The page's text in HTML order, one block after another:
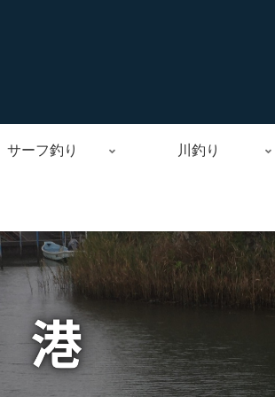
サーフ釣り 川釣り